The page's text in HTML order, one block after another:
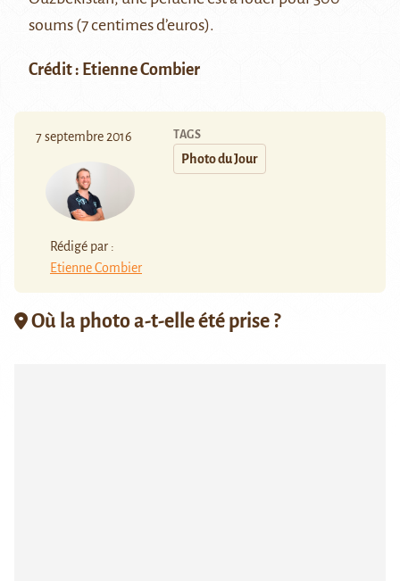
soums (7 centimes d’euros).
Crédit : Etienne Combier
7 septembre 2016
Rédigé par :
Etienne Combier
TAGS
Photo du Jour
Où la photo a-t-elle été prise ?